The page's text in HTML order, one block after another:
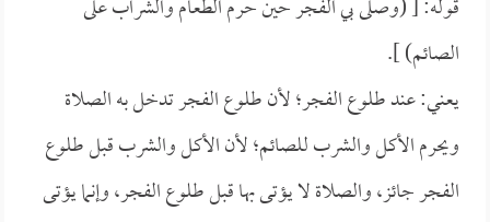
قوله: [ (وصلى بي الفجر حين حرم الطعام والشراب على
الصائم) ].
يعني: عند طلوع الفجر؛ لأن طلوع الفجر تدخل به الصلاة
ويحرم الأكل والشرب للصائم؛ لأن الأكل والشرب قبل طلوع
الفجر جائز، والصلاة لا يؤتى بها قبل طلوع الفجر، وإنما يؤتى